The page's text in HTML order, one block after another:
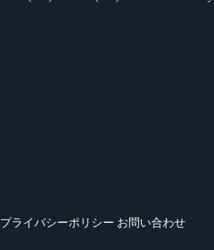
プライバシーポリシー お問い合わせ